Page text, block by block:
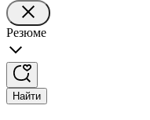
Резюме
Найти